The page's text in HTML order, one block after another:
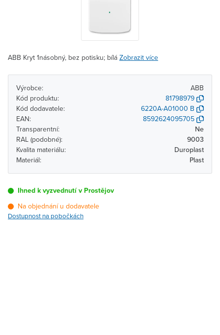
ABB Kryt 1násobný, bez potisku; bílá Zobrazit více
Výrobce:
ABB
Kód produktu:
81798979
Kód dodavatele:
6220A-A01000 B
EAN:
8592624095705
Transparentní:
Ne
RAL (podobné):
9003
Kvalita materiálu:
Duroplast
Materiál:
Plast
Ihned k vyzvednutí v Prostějov
Na objednání u dodavatele
Dostupnost na pobočkách